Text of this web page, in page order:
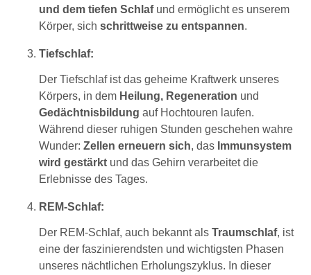
und dem tiefen Schlafund ermöglicht es unserem
Körper, sich schrittweise zu entspannen.
Tiefschlaf:
Der Tiefschlaf ist das geheime Kraftwerk unseres
Körpers, in dem Heilung, Regeneration und
Gedächtnisbildung auf Hochtouren laufen.
Während dieser ruhigen Stunden geschehen wahre
Wunder: Zellen erneuern sich, das Immunsystem
wird gestärkt und das Gehirn verarbeitet die
Erlebnisse des Tages.
REM-Schlaf:
Der REM-Schlaf, auch bekannt als Traumschlaf, ist
eine der faszinierendsten und wichtigsten Phasen
unseres nächtlichen Erholungszyklus. In dieser